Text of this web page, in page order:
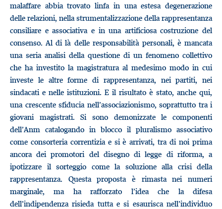
malaffare abbia trovato linfa in una estesa degenerazione
delle relazioni, nella strumentalizzazione della rappresentanza
consiliare e associativa e in una artificiosa costruzione del
consenso. Al di là delle responsabilità personali, è mancata
una seria analisi della questione di un fenomeno collettivo
che ha investito la magistratura al medesimo modo in cui
investe le altre forme di rappresentanza, nei partiti, nei
sindacati e nelle istituzioni. E il risultato è stato, anche qui,
una crescente sfiducia nell’associazionismo, soprattutto tra i
giovani magistrati. Si sono demonizzate le componenti
dell’Anm catalogando in blocco il pluralismo associativo
come consorteria correntizia e si è arrivati, tra di noi prima
ancora dei promotori del disegno di legge di riforma, a
ipotizzare il sorteggio come la soluzione alla crisi della
rappresentanza. Questa proposta è rimasta nei numeri
marginale, ma ha rafforzato l’idea che la difesa
dell’indipendenza risieda tutta e si esaurisca nell’individuo